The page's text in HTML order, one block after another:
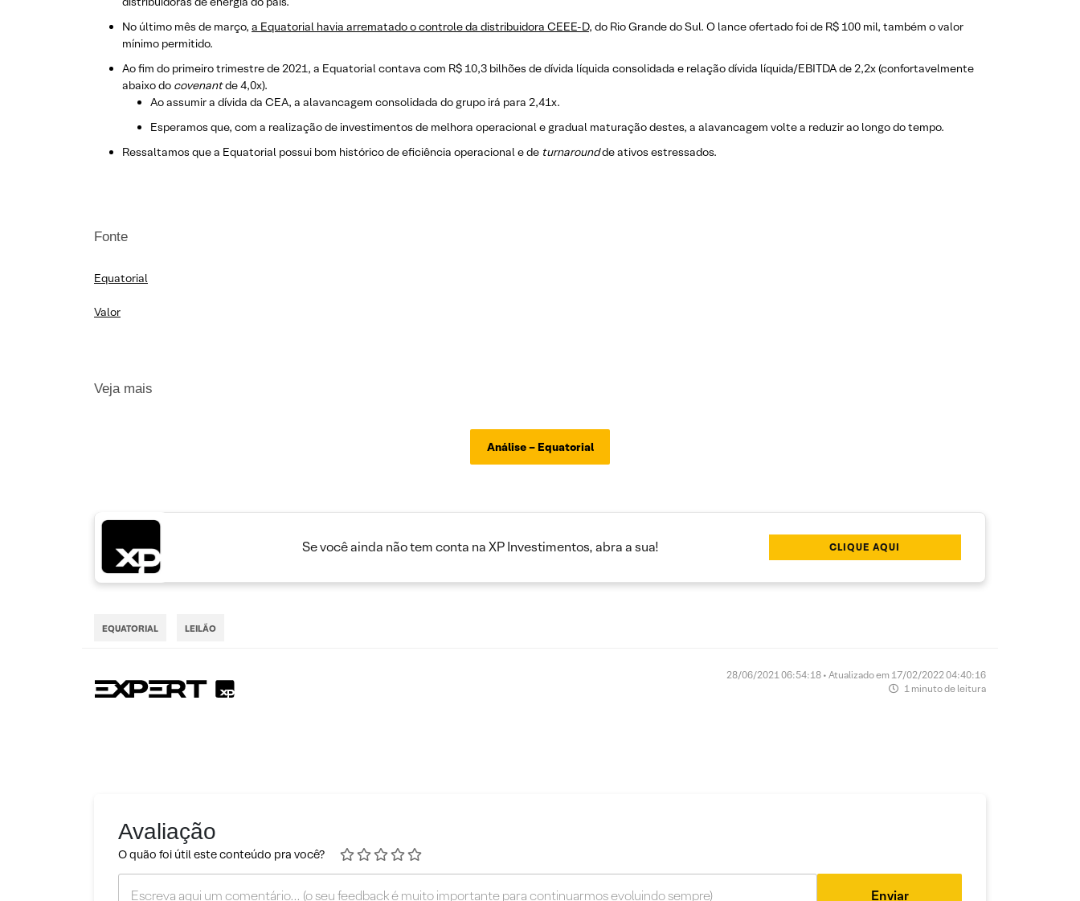
No último mês de março, a Equatorial havia arrematado o controle da distribuidora CEEE-D, do Rio Grande do Sul. O lance ofertado foi de R$ 100 mil, também o valor
mínimo permitido.
Ao fim do primeiro trimestre de 2021, a Equatorial contava com R$ 10,3 bilhões de dívida líquida consolidada e relação dívida líquida/EBITDA de 2,2x (confortavelmente
abaixo do covenantde 4,0x).
Ao assumir a dívida da CEA, a alavancagem consolidada do grupo irá para 2,41x.
Esperamos que, com a realização de investimentos de melhora operacional e gradual maturação destes, a alavancagem volte a reduzir ao longo do tempo.
Ressaltamos que a Equatorial possui bom histórico de eficiência operacional e de turnaroundde ativos estressados.
Fonte
Equatorial
Valor
Veja mais
Análise – Equatorial
Se você ainda não tem conta na XP Investimentos, abra a sua! CLIQUE AQUI
EQUATORIAL LEILÃO
28/06/2021 06:54:18 • Atualizado em 17/02/2022 04:40:16
1 minuto de leitura
Avaliação
O quão foi útil este conteúdo pra você?
Enviar